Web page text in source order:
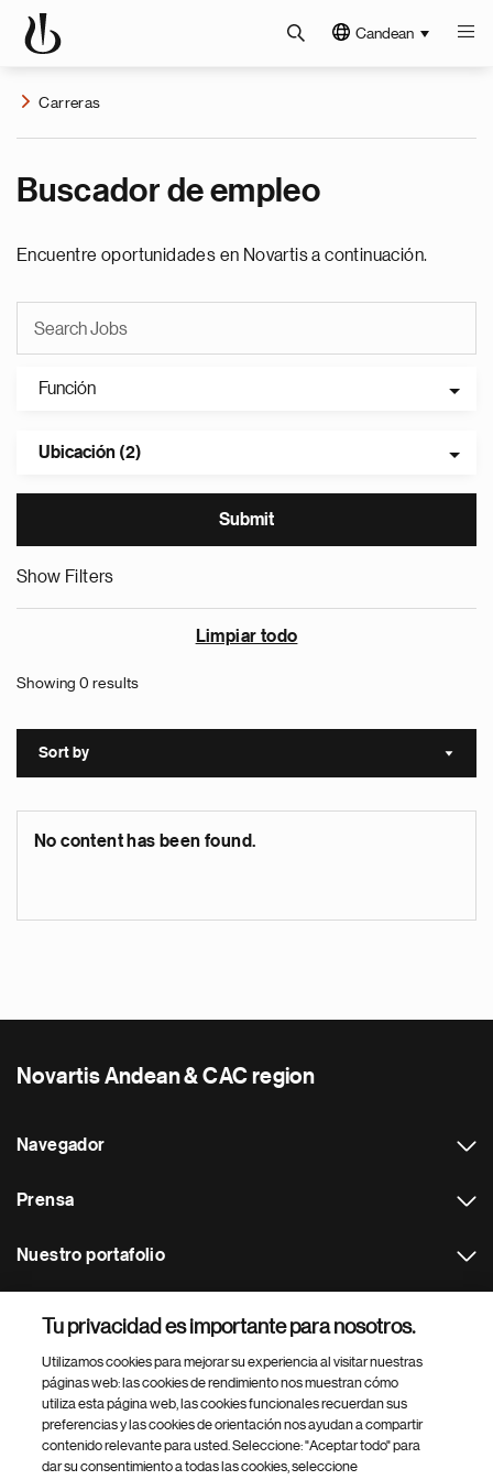
Candean
Carreras
Buscador de empleo
Encuentre oportunidades en Novartis a continuación.
Función
Ubicación (2)
Show Filters
Limpiar todo
Showing 0 results
Sort by Sort
No content has been found.
Novartis Andean & CAC region
Navegador
Prensa
Nuestro portafolio
Footer Site Search
Tu privacidad es importante para nosotros.
Utilizamos cookies para mejorar su experiencia al visitar nuestras
páginas web: las cookies de rendimiento nos muestran cómo
utiliza esta página web, las cookies funcionales recuerdan sus
preferencias y las cookies de orientación nos ayudan a compartir
contenido relevante para usted. Seleccione: "Aceptar todo" para
dar su consentimiento a todas las cookies, seleccione